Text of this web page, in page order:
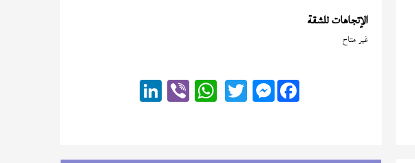
الإتجاهات للشقة
غير متاح
Messenger